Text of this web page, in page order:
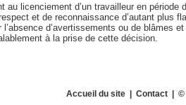
au licenciement d’un travailleur en période
et de reconnaissance d’autant plus
l’absence d’avertissements ou de blâmes
à la prise de cette décision.
Accueil du site| Contact| ©